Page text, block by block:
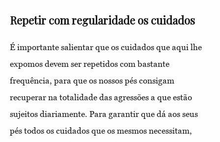
Repetir com regularidade os cuidados
É importante salientar que os cuidados que aqui lhe
expomos devem ser repetidos com bastante
frequência, para que os nossos pés consigam
recuperar na totalidade das agressões a que estão
sujeitos diariamente. Para garantir que dá aos seus
pés todos os cuidados que os mesmos necessitam,